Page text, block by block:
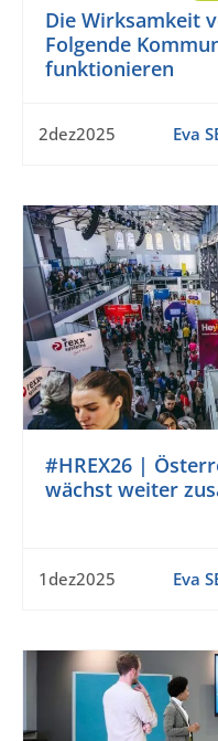
Die Wirksamkeit
Folgende
funktionieren
2dez2025 Eva
#HREX26 |
wächst weiter
1dez2025 Eva